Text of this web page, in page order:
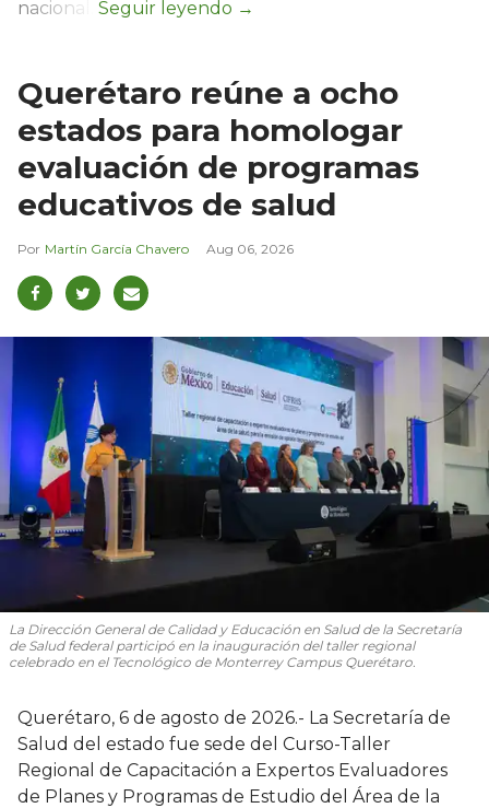
nacional.
Querétaro reúne a ocho
estados para homologar
evaluación de programas
educativos de salud
Martín García Chavero Aug 06, 2026
La Dirección General de Calidad y Educación en Salud de la Secretaría
de Salud federal participó en la inauguración del taller regional
celebrado en el Tecnológico de Monterrey Campus Querétaro.
Querétaro, 6 de agosto de 2026.- La Secretaría de
Salud del estado fue sede del Curso-Taller
Regional de Capacitación a Expertos Evaluadores
de Planes y Programas de Estudio del Área de la